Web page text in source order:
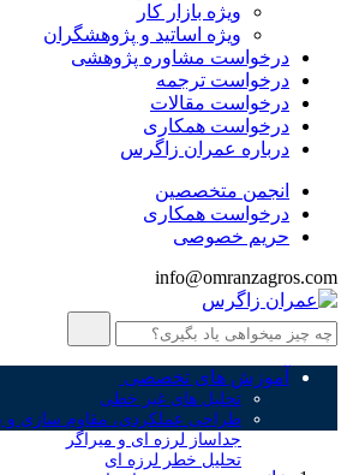
ویژه بازار کار
ویژه اساتید و پژوهشگران
درخواست مشاوره پژوهشی
درخواست ترجمه
درخواست مقالات
درخواست همکاری
درباره عمران زاگرس
انجمن متخصصین
درخواست همکاری
حریم خصوصی
info@omranzagros.com
آموزش های تخصصی
تحلیل های غیر خطی
طراحی عملکردی، مقاوم سازی و
جداساز لرزه ای و میراگر
تحلیل خطر لرزه ای